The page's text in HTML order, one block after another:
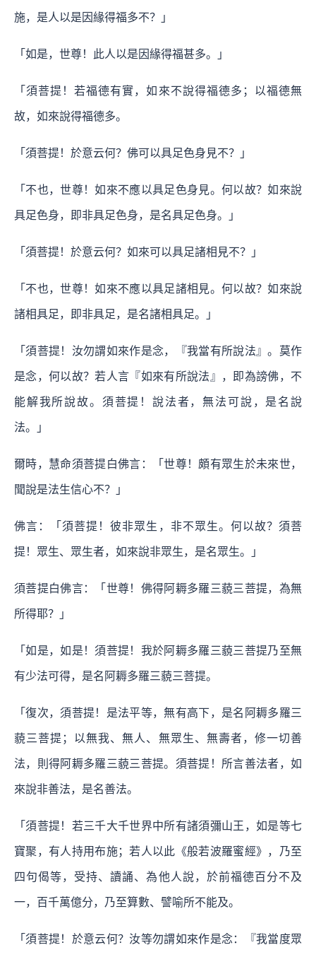
施，是人以是因緣得福多不？」
「如是，世尊！此人以是因緣得福甚多。」
「須菩提！若福德有實，如來不說得福德多；以福德無
故，如來說得福德多。
「須菩提！於意云何？佛可以具足色身見不？」
「不也，世尊！如來不應以具足色身見。何以故？如來說
具足色身，即非具足色身，是名具足色身。」
「須菩提！於意云何？如來可以具足諸相見不？」
「不也，世尊！如來不應以具足諸相見。何以故？如來說
諸相具足，即非具足，是名諸相具足。」
「須菩提！汝勿謂如來作是念，『我當有所說法』。莫作
是念，何以故？若人言『如來有所說法』，即為謗佛，不
能解我所說故。須菩提！說法者，無法可說，是名說
法。」
爾時，慧命須菩提白佛言：「世尊！頗有眾生於未來世，
聞說是法生信心不？」
佛言：「須菩提！彼非眾生，非不眾生。何以故？須菩
提！眾生、眾生者，如來說非眾生，是名眾生。」
須菩提白佛言：「世尊！佛得阿耨多羅三藐三菩提，為無
所得耶？」
「如是，如是！須菩提！我於阿耨多羅三藐三菩提乃至無
有少法可得，是名阿耨多羅三藐三菩提。
「復次，須菩提！是法平等，無有高下，是名阿耨多羅三
藐三菩提；以無我、無人、無眾生、無壽者，修一切善
法，則得阿耨多羅三藐三菩提。須菩提！所言善法者，如
來說非善法，是名善法。
「須菩提！若三千大千世界中所有諸須彌山王，如是等七
寶聚，有人持用布施；若人以此《般若波羅蜜經》，乃至
四句偈等，受持、讀誦、為他人說，於前福德百分不及
一，百千萬億分，乃至算數、譬喻所不能及。
「須菩提！於意云何？汝等勿謂如來作是念：『我當度眾